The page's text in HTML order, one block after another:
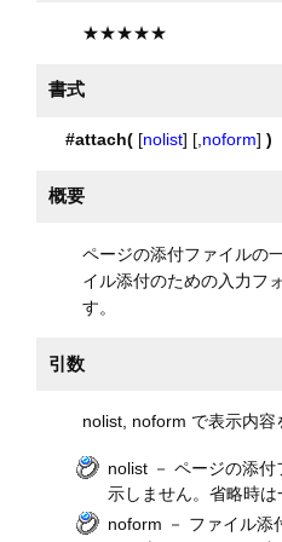
★★★★★
書式
#attach([nolist] [, noform] )
概要
ページの添付ファイルの
イル添付のための入力フ
す。
引数
nolist, noform で表示内容
nolist － ページの添
示しません。省略時は
noform － ファイル添